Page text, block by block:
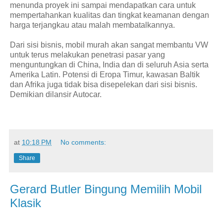
menunda proyek ini sampai mendapatkan cara untuk
mempertahankan kualitas dan tingkat keamanan dengan
harga terjangkau atau malah membatalkannya.
Dari sisi bisnis, mobil murah akan sangat membantu VW
untuk terus melakukan penetrasi pasar yang
menguntungkan di China, India dan di seluruh Asia serta
Amerika Latin. Potensi di Eropa Timur, kawasan Baltik
dan Afrika juga tidak bisa disepelekan dari sisi bisnis.
Demikian dilansir Autocar.
at 10:18 PM No comments:
Share
Gerard Butler Bingung Memilih Mobil
Klasik